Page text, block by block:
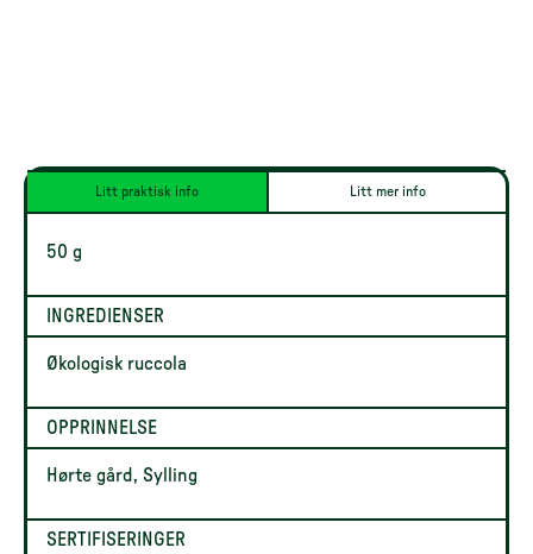
Litt praktisk info Litt mer info
50 g
INGREDIENSER
Økologisk ruccola
OPPRINNELSE
Hørte gård, Sylling
SERTIFISERINGER